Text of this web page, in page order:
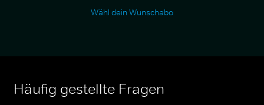
Wähl dein Wunschabo
Häufig gestellte Fragen